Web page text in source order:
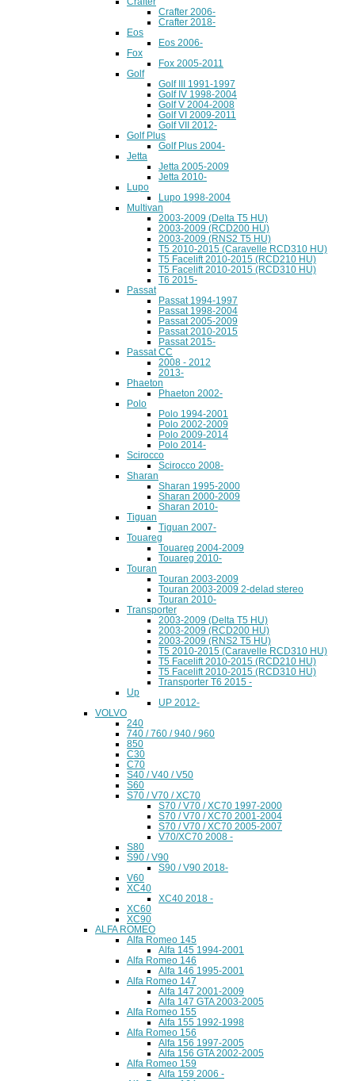
Crafter 2006-
Crafter 2018-
Eos
Eos 2006-
Fox
Fox 2005-2011
Golf
Golf III 1991-1997
Golf IV 1998-2004
Golf V 2004-2008
Golf VI 2009-2011
Golf VII 2012-
Golf Plus
Golf Plus 2004-
Jetta
Jetta 2005-2009
Jetta 2010-
Lupo
Lupo 1998-2004
Multivan
2003-2009 (Delta T5 HU)
2003-2009 (RCD200 HU)
2003-2009 (RNS2 T5 HU)
T5 2010-2015 (Caravelle RCD310 HU)
T5 Facelift 2010-2015 (RCD210 HU)
T5 Facelift 2010-2015 (RCD310 HU)
T6 2015-
Passat
Passat 1994-1997
Passat 1998-2004
Passat 2005-2009
Passat 2010-2015
Passat 2015-
Passat CC
2008 - 2012
2013-
Phaeton
Phaeton 2002-
Polo
Polo 1994-2001
Polo 2002-2009
Polo 2009-2014
Polo 2014-
Scirocco
Scirocco 2008-
Sharan
Sharan 1995-2000
Sharan 2000-2009
Sharan 2010-
Tiguan
Tiguan 2007-
Touareg
Touareg 2004-2009
Touareg 2010-
Touran
Touran 2003-2009
Touran 2003-2009 2-delad stereo
Touran 2010-
Transporter
2003-2009 (Delta T5 HU)
2003-2009 (RCD200 HU)
2003-2009 (RNS2 T5 HU)
T5 2010-2015 (Caravelle RCD310 HU)
T5 Facelift 2010-2015 (RCD210 HU)
T5 Facelift 2010-2015 (RCD310 HU)
Transporter T6 2015 -
Up
UP 2012-
VOLVO
240
740 / 760 / 940 / 960
850
C30
C70
S40 / V40 / V50
S60
S70 / V70 / XC70
S70 / V70 / XC70 1997-2000
S70 / V70 / XC70 2001-2004
S70 / V70 / XC70 2005-2007
V70/XC70 2008 -
S80
S90 / V90
S90 / V90 2018-
V60
XC40
XC40 2018 -
XC60
XC90
ALFA ROMEO
Alfa Romeo 145
Alfa 145 1994-2001
Alfa Romeo 146
Alfa 146 1995-2001
Alfa Romeo 147
Alfa 147 2001-2009
Alfa 147 GTA 2003-2005
Alfa Romeo 155
Alfa 155 1992-1998
Alfa Romeo 156
Alfa 156 1997-2005
Alfa 156 GTA 2002-2005
Alfa Romeo 159
Alfa 159 2006 -